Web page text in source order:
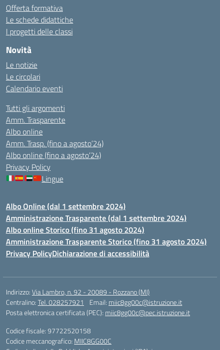
Offerta formativa
Le schede didattiche
I progetti delle classi
Novità
Le notizie
Le circolari
Calendario eventi
Tutti gli argomenti
Amm. Trasparente
Albo online
Amm. Trasp. (fino a agosto’24)
Albo online (fino a agosto’24)
Privacy Policy
Lingue
Albo Online (dal 1 settembre 2024)
Amministrazione Trasparente (dal 1 settembre 2024)
Albo online Storico (fino 31 agosto 2024)
Amministrazione Trasparente Storico (fino 31 agosto 2024)
Privacy PolicyDichiarazione di accessibilità
Indirizzo:Via Lambro, n. 92 - 20089 - Rozzano (MI)
Centralino:Tel. 028257921 Email: miic8gg00c@istruzione.it
Posta elettronica certificata (PEC): miic8gg00c@pec.istruzione.it
Codice fiscale: 97722520158
Codice meccanografico: MIIC8GG00C